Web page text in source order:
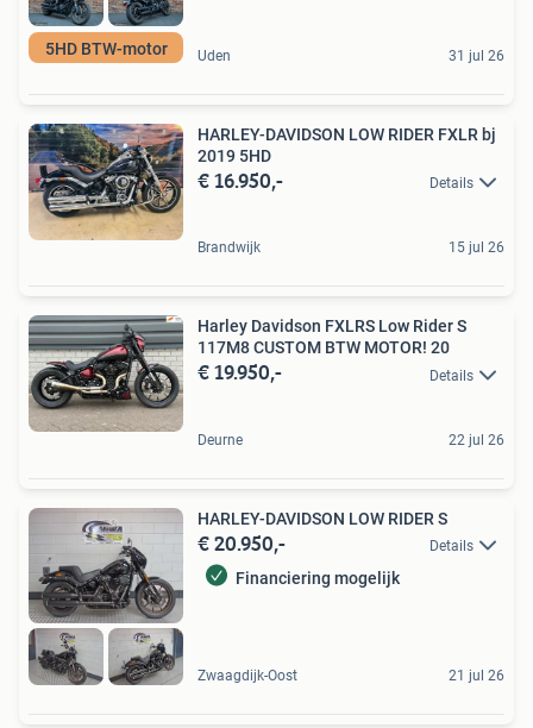
5HD BTW-motor Uden 31 jul 26
HARLEY-DAVIDSON LOW RIDER FXLR bj
2019 5HD
€ 16.950,- Details
Brandwijk 15 jul 26
Harley Davidson FXLRS Low Rider S
117M8 CUSTOM BTW MOTOR! 20
€ 19.950,- Details
Deurne 22 jul 26
HARLEY-DAVIDSON LOW RIDER S
€ 20.950,- Details
Financiering mogelijk
Zwaagdijk-Oost 21 jul 26